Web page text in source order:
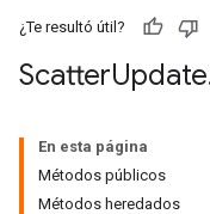
¿Te resultó útil?
ScatterUpdate
En esta página
Métodos públicos
Métodos heredados